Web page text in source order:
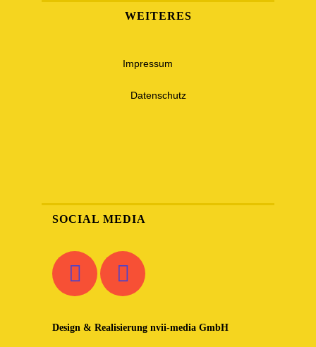
WEITERES
Impressum
Datenschutz
SOCIAL MEDIA
Design & Realisierung nvii-media GmbH